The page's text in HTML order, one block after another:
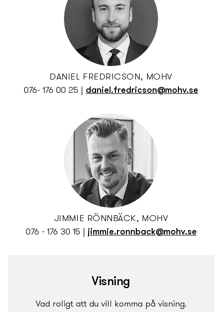
DANIEL FREDRICSON, MOHV
076- 176 00 25
daniel.fredricson@mohv.se
JIMMIE RÖNNBÄCK, MOHV
076 - 176 30 15
jimmie.ronnback@mohv.se
Visning
Vad roligt att du vill komma på visning.